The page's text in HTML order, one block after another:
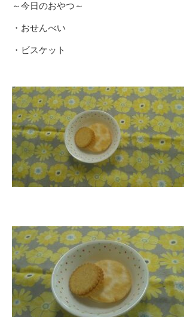
～今日のおやつ～
・おせんべい
・ビスケット